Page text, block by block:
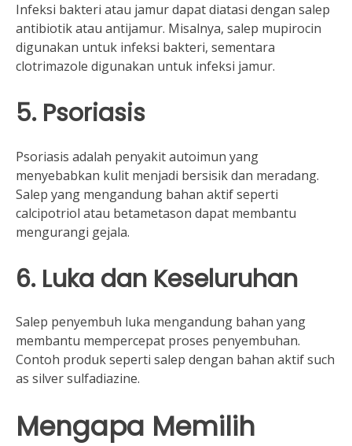
Infeksi bakteri atau jamur dapat diatasi dengan salep
antibiotik atau antijamur. Misalnya, salep mupirocin
digunakan untuk infeksi bakteri, sementara
clotrimazole digunakan untuk infeksi jamur.
5. Psoriasis
Psoriasis adalah penyakit autoimun yang
menyebabkan kulit menjadi bersisik dan meradang.
Salep yang mengandung bahan aktif seperti
calcipotriol atau betametason dapat membantu
mengurangi gejala.
6. Luka dan Keseluruhan
Salep penyembuh luka mengandung bahan yang
membantu mempercepat proses penyembuhan.
Contoh produk seperti salep dengan bahan aktif such
as silver sulfadiazine.
Mengapa Memilih